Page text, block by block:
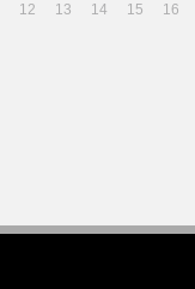
12 13 14 15 16